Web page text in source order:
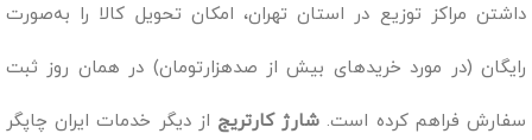
داشتن مراکز توزیع در استان تهران، امکان تحویل کالا را به‌صورت
رایگان (در مورد خریدهای بیش از صدهزارتومان) در همان روز ثبت
سفارش فراهم کرده است. شارژ کارتریج از دیگر خدمات ایران چاپگر